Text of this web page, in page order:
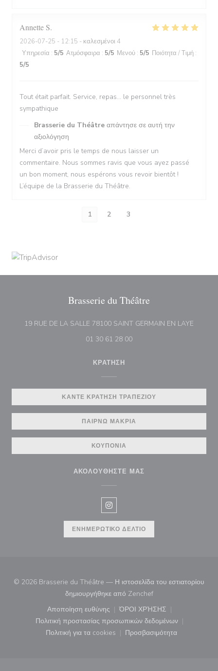
Annette S
2026-07-25 - 12:15 - καλεσμένοι 4
Υπηρεσία : 5/5 Ατμόσφαιρα : 5/5 Μενού : 5/5 Ποιότητα / Τιμή :
5/5
Tout était parfait. Service, repas… le personnel très
sympathique
Brasserie du Théâtre απάντησε σε αυτή την
αξιολόγηση
Merci d’avoir pris le temps de nous laisser un
commentaire. Nous sommes ravis que vous ayez passé
un bon moment, nous espérons vous revoir bientôt !
L’équipe de la Brasserie du Théâtre.
1 2 3
Brasserie du Théâtre
19 RUE DE LA SALLE 78100 SAINT GERMAIN EN LAYE
01 30 61 28 00
ΚΡΆΤΗΣΗ
ΚΆΝΤΕ ΚΡΆΤΗΣΗ ΤΡΑΠΕΖΙΟΎ
ΠΑΊΡΝΩ ΜΑΚΡΙΆ
ΚΟΥΠΌΝΙΑ
ΑΚΟΛΟΥΘΉΣΤΕ ΜΑΣ
Instagram ((ανοίγει σε νέο
ΕΝΗΜΕΡΩΤΙΚΌ ΔΕΛΤΊΟ
© 2026 Brasserie du Théâtre — Η ιστοσελίδα του εστιατορίου
δημιουργήθηκε από Zenchef((ανοίγει σε νέο
Αποποίηση ευθύνης
((ανοίγει σε νέο παράθυρο))
ΌΡΟΙ ΧΡΉΣΗΣ
((ανοίγει σε νέο
Πολιτική προστασίας προσωπικών δεδομένων
((ανοίγει σε νέο παράθυρο))
Πολιτική για τα cookies
((ανοίγει σε νέο παράθυρο))
Προσβασιμότητα
((ανοίγει σε νέο